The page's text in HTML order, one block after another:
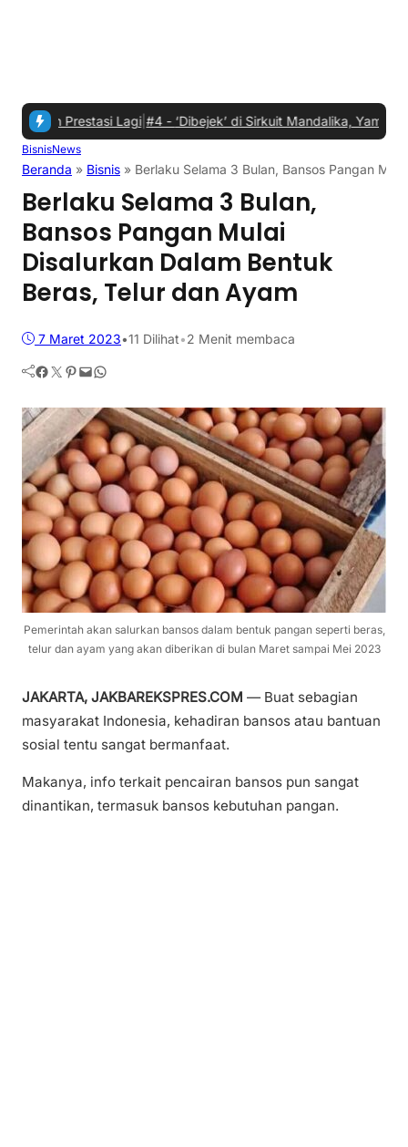
Prestasi Lagi|#4 -‘Dibejek’ di Sirkuit Mandalika, Yamaha NMax
BisnisNews
Beranda » Bisnis » Berlaku Selama 3 Bulan, Bansos Pangan
Berlaku Selama 3 Bulan,
Bansos Pangan Mulai
Disalurkan Dalam Bentuk
Beras, Telur dan Ayam
7 Maret 2023•11 Dilihat•2 Menit membaca
Facebook Twitter Pinterest Mail WhatsApp
Pemerintah akan salurkan bansos dalam bentuk pangan seperti beras,
telur dan ayam yang akan diberikan di bulan Maret sampai Mei 2023
JAKARTA, JAKBAREKSPRES.COM — Buat sebagian
masyarakat Indonesia, kehadiran bansos atau bantuan
sosial tentu sangat bermanfaat.
Makanya, info terkait pencairan bansos pun sangat
dinantikan, termasuk bansos kebutuhan pangan.